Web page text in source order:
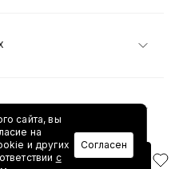
корзину
сайта, вы
на
и других
с
Согласен